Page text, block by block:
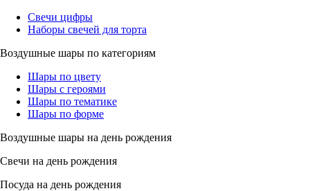
Свечи цифры
Наборы свечей для торта
Воздушные шары по категориям
Шары по цвету
Шары с героями
Шары по тематике
Шары по форме
Воздушные шары на день рождения
Свечи на день рождения
Посуда на день рождения